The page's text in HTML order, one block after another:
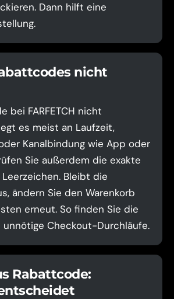
Dann hilft eine
nicht
bei FARFETCH nicht
es meist an Laufzeit,
Kanalbindung wie App oder
Sie außerdem die exakte
Bleibt die
ändern Sie den Warenkorb
erneut. So finden Sie die
unnötige Checkout-Durchläufe.
Rabattcode: